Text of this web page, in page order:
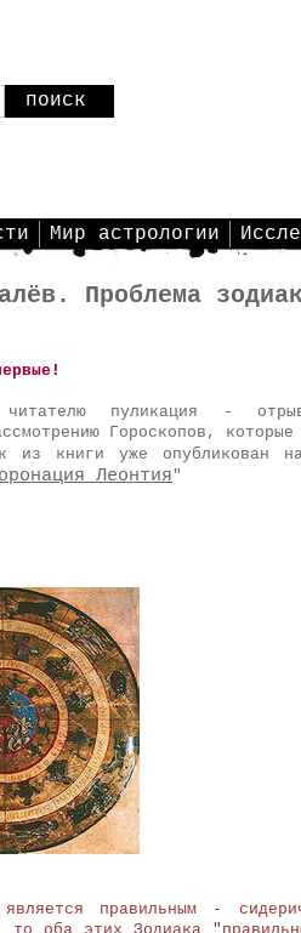
поиск
Мир астрологии
Проблема
читателю пуликация -
Гороскопов,
из книги уже
Леонтия"
правильным -